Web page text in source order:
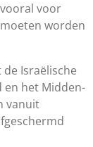
voor
worden
Israëlische
en het Midden-
vanuit